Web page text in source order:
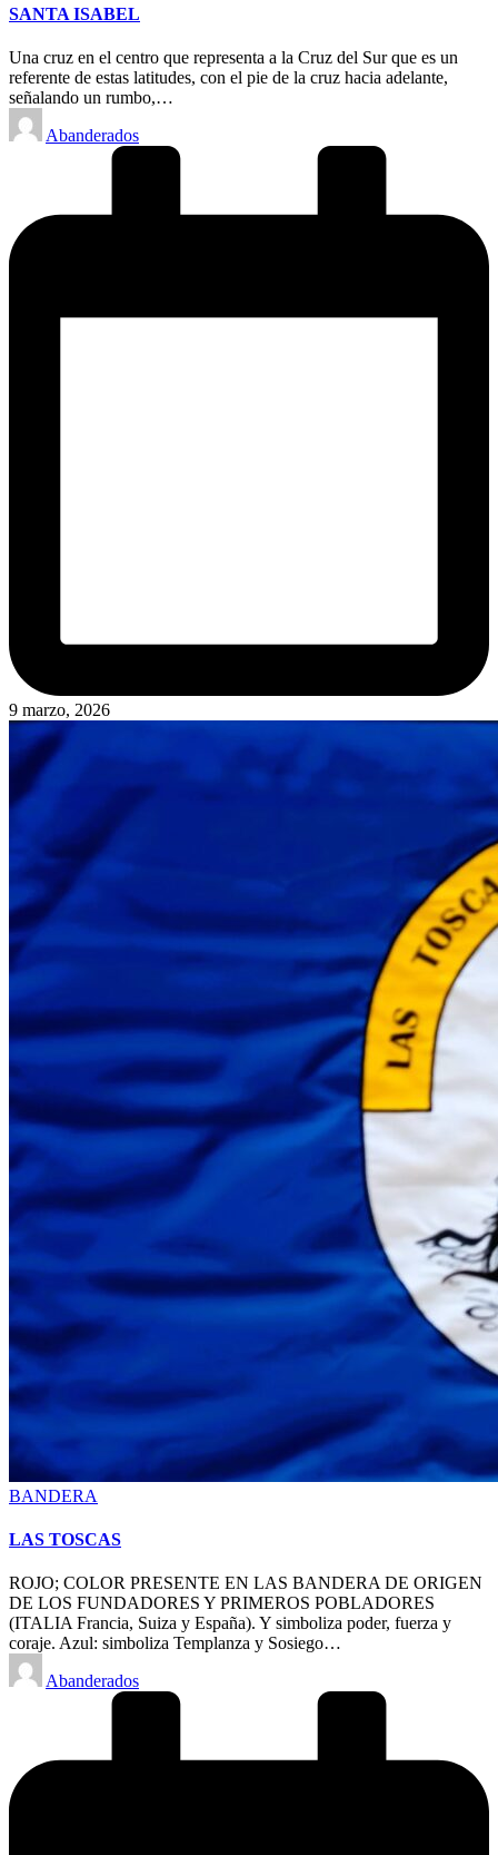
SANTA ISABEL
Una cruz en el centro que representa a la Cruz del Sur que es un
referente de estas latitudes, con el pie de la cruz hacia adelante,
señalando un rumbo,…
Posted
by
Abanderados
9 marzo, 2026
Posted
BANDERA
LAS TOSCAS
ROJO; COLOR PRESENTE EN LAS BANDERA DE ORIGEN
DE LOS FUNDADORES Y PRIMEROS POBLADORES
(ITALIA Francia, Suiza y España). Y simboliza poder, fuerza y
coraje. Azul: simboliza Templanza y Sosiego…
Posted
by
Abanderados